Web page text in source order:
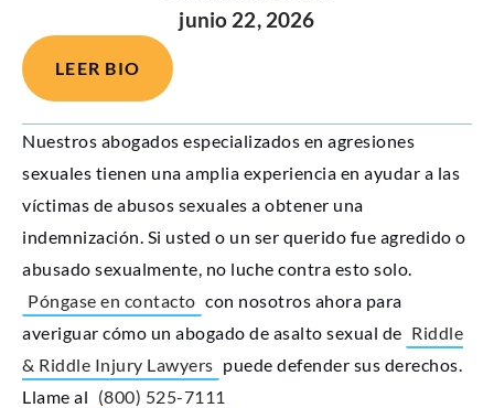
junio 22, 2026
LEER BIO
Nuestros abogados especializados en agresiones
sexuales tienen una amplia experiencia en ayudar a las
víctimas de abusos sexuales a obtener una
indemnización. Si usted o un ser querido fue agredido o
abusado sexualmente, no luche contra esto solo.
Póngase en contacto con nosotros ahora para
averiguar cómo un abogado de asalto sexual de Riddle
& Riddle Injury Lawyers puede defender sus derechos.
Llame al (800) 525-7111